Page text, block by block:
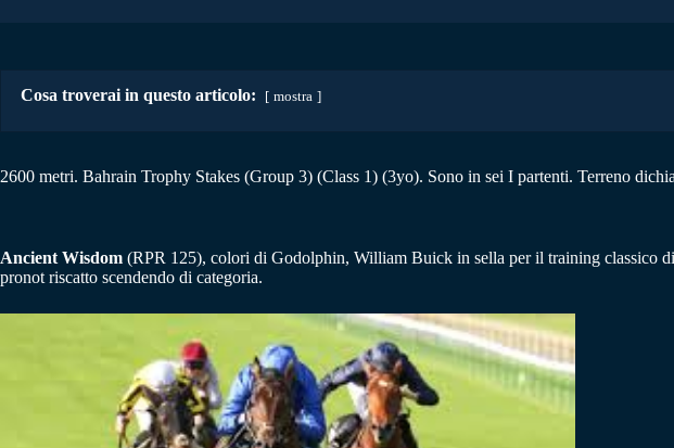
Cosa troverai in questo articolo: mostra
2600 metri. Bahrain Trophy Stakes (Group 3) (Class 1) (3yo). Sono in sei I partenti. Terreno
Ancient Wisdom (RPR 125), colori di Godolphin, William Buick in sella per il training classico
pronot riscatto scendendo di categoria.